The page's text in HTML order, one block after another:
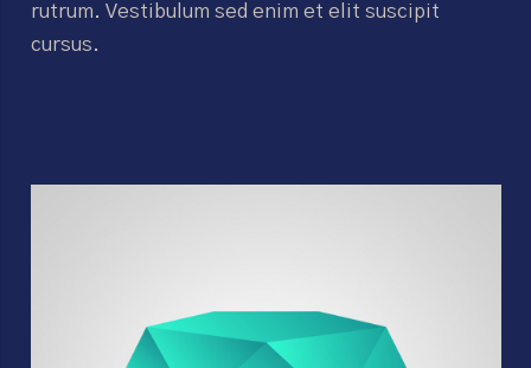
rutrum. Vestibulum sed enim et elit suscipit
cursus.